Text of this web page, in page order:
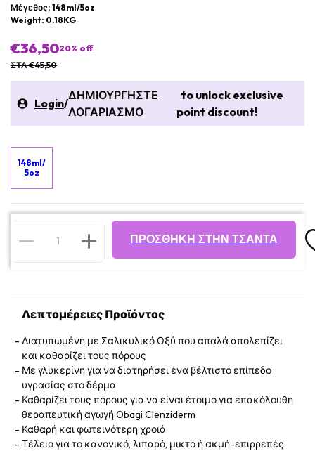
Μέγεθος: 148ml/5oz
Weight: 0.18KG
€36,5020% off
ΣΤΛ €45,50
Login/
ΔΗΜΙΟΥΡΓΗΣΤΕ
ΛΟΓΑΡΙΑΣΜΟ
to unlock exclusive
point discount!
148ml/
5oz
ΠΡΟΣΘΉΚΗ ΣΤΗΝ ΤΣΆΝΤΑ
Λεπτομέρειες Προϊόντος
Διατυπωμένη με Σαλικυλικό Οξύ που απαλά απολεπίζει
και καθαρίζει τους πόρους
Με γλυκερίνη για να διατηρήσει ένα βέλτιστο επίπεδο
υγρασίας στο δέρμα
Καθαρίζει τους πόρους για να είναι έτοιμο για επακόλουθη
θεραπευτική αγωγή Obagi Clenziderm
Καθαρή και φωτεινότερη χροιά
Τέλειο για το κανονικό, λιπαρό, μικτό ή ακμή-επιρρεπές